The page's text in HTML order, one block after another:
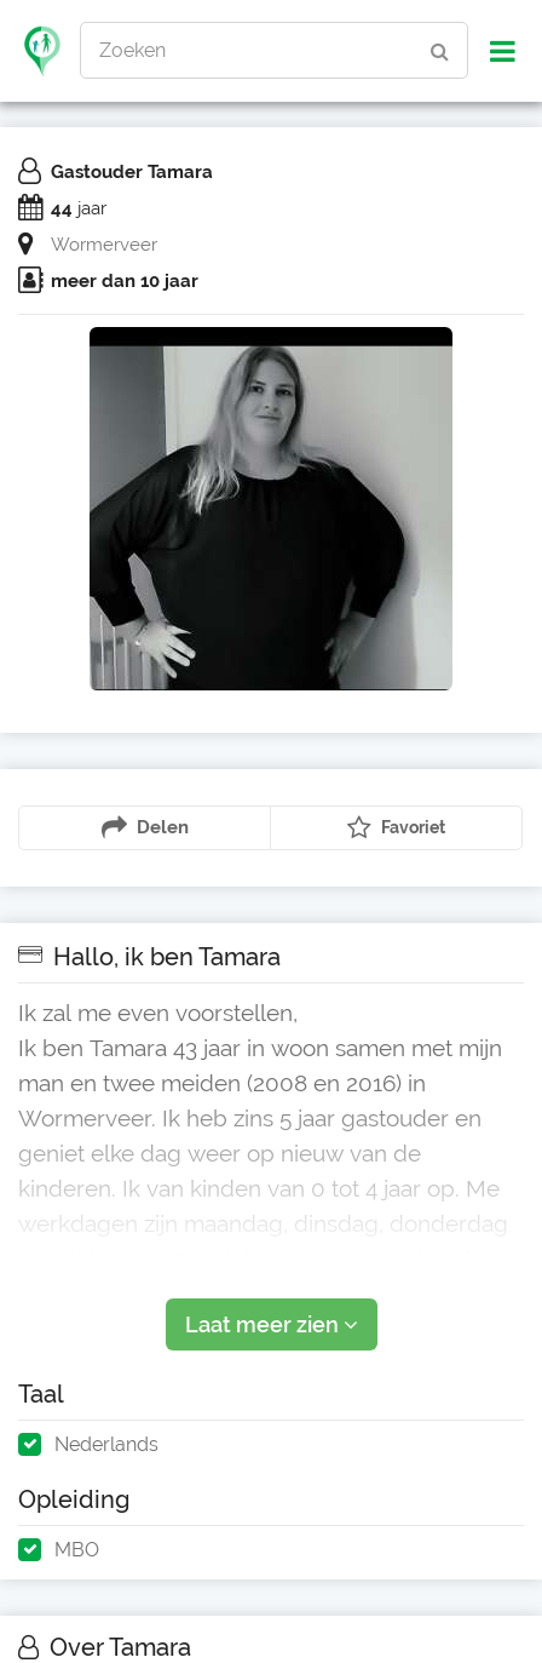
Zoeken
Gastouder Tamara
44 jaar
Wormerveer
meer dan 10 jaar
Delen Favoriet
Hallo, ik ben Tamara
Ik zal me even voorstellen,
Ik ben Tamara 43 jaar in woon samen met mijn
man en twee meiden (2008 en 2016) in
Wormerveer. Ik heb zins 5 jaar gastouder en
geniet elke dag weer op nieuw van de
kinderen. Ik van kinden van 0 tot 4 jaar op. Me
werkdagen zijn maandag, dinsdag, donderdag
tijden alleen in overleg.
Wij zijn heel graag buiten want niets is z
Laat meer zien
Taal
Nederlands
Opleiding
MBO
Over Tamara